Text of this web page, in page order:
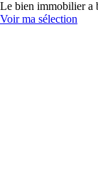
Le bien immobilier a
Voir ma sélection